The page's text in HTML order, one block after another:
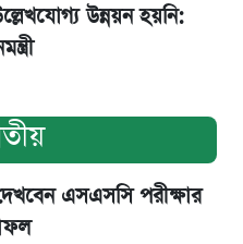
উন্নয়ন হয়নি:
এসএসসি পরীক্ষার